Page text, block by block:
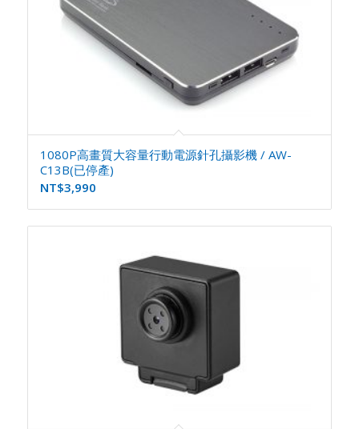
1080P高畫質大容量行動電源針孔攝影機 / AW-
C13B(已停產)
NT$3,990